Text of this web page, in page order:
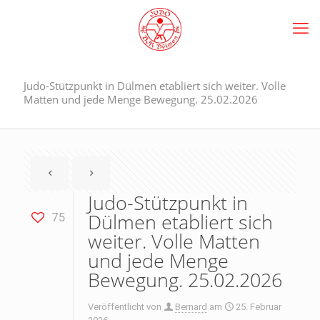
Judo-Stützpunkt in Dülmen etabliert sich weiter. Volle
Matten und jede Menge Bewegung. 25.02.2026
75
Judo-Stützpunkt in
Dülmen etabliert sich
weiter. Volle Matten
und jede Menge
Bewegung. 25.02.2026
Veröffentlicht von Bernard am
25. Februar